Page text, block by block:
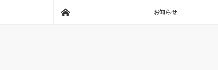
お知らせ